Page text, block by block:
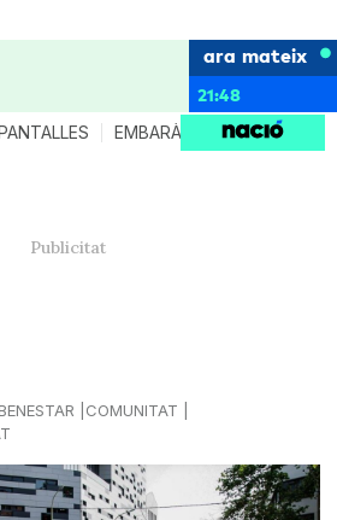
ara mateix
21:48
EMBARÀS CRIANÇA
BENESTAR
COMUNITAT